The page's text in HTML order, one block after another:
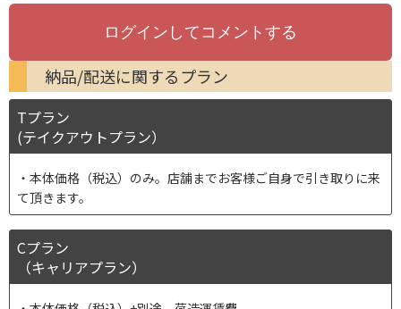
納品/配送に関するプラン
Tプラン
(テイクアウトプラン）
本体価格（税込）のみ。店舗までお客様ご自身で引き取りに来
て頂きます。
Cプラン
（キャリアプラン）